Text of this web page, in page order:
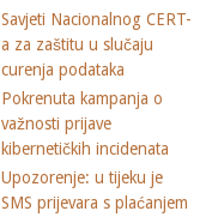
Savjeti Nacionalnog CERT-
a za zaštitu u slučaju
curenja podataka
Pokrenuta kampanja o
važnosti prijave
kibernetičkih incidenata
Upozorenje: u tijeku je
SMS prijevara s plaćanjem